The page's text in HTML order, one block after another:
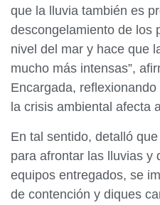
que la lluvia también es
descongelamiento de los
nivel del mar y hace que
mucho más intensas”,
Encargada,
la crisis ambiental afecta
En tal sentido, detalló
para afrontar las lluvias y
equipos entregados, se
de contención y diques